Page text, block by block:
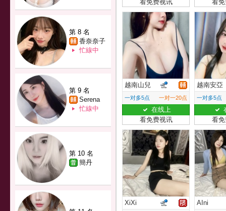
第 8 名
香奈奈子
忙線中
第 9 名
Serena
忙線中
第 10 名
簡丹
看免费视讯
看
越南山兒
一对多5点 一对一20点
在线上
看免费视讯
越南安亞
一对多5点
看
XiXi AIni